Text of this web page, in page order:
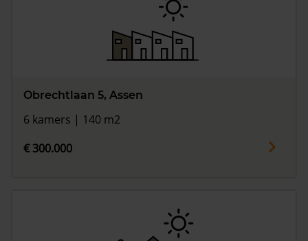
Obrechtlaan 5, Assen
6 kamers | 140 m2
€ 300.000